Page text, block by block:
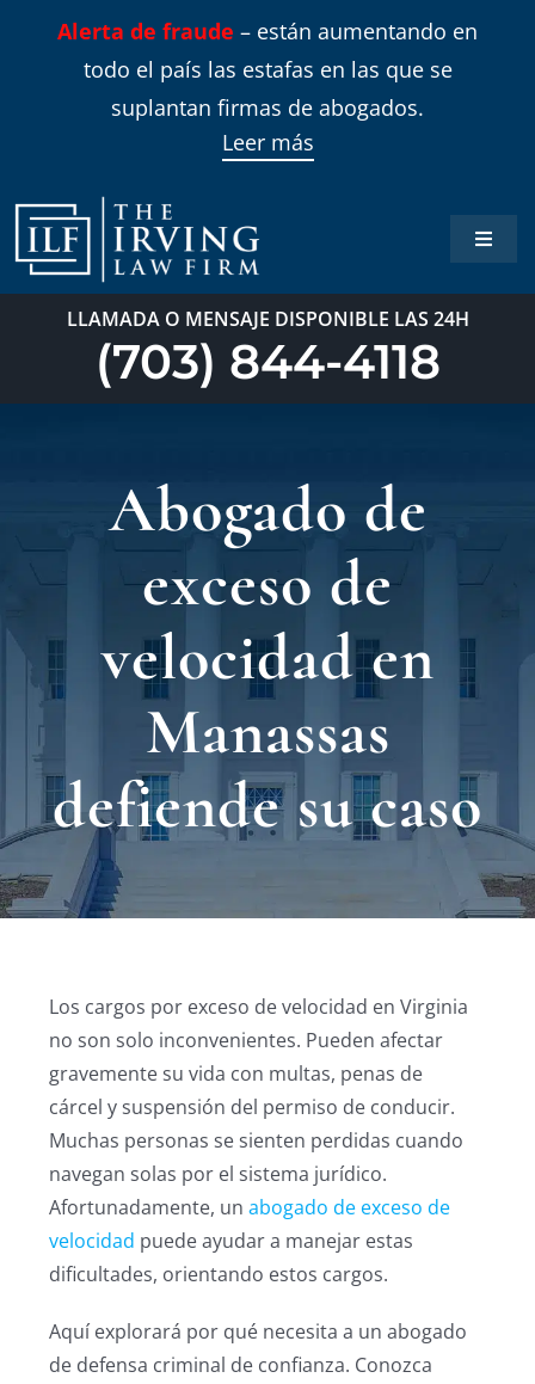
Alerta de fraude – están aumentando en
todo el país las estafas en las que se
suplantan firmas de abogados.
Leer más
Toggle
Inicio
Blog
LLAMADA O MENSAJE DISPONIBLE LAS 24H
(703) 844-4118
Abogado de
exceso de
velocidad en
Manassas
defiende su caso
Los cargos por exceso de velocidad en Virginia
no son solo inconvenientes. Pueden afectar
gravemente su vida con multas, penas de
cárcel y suspensión del permiso de conducir.
Muchas personas se sienten perdidas cuando
navegan solas por el sistema jurídico.
Afortunadamente, unabogado de exceso de
velocidad puede ayudar a manejar estas
dificultades, orientando estos cargos.
Aquí explorará por qué necesita a un abogado
de defensa criminal de confianza. Conozca